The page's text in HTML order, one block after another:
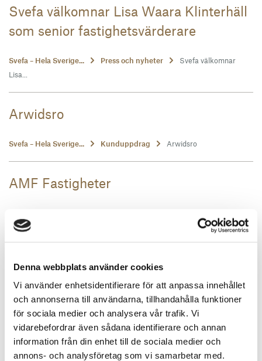
Denna webbplats använder cookies
Vi använder enhetsidentifierare för att anpassa innehållet
och annonserna till användarna, tillhandahålla funktioner
för sociala medier och analysera vår trafik. Vi
vidarebefordrar även sådana identifierare och annan
information från din enhet till de sociala medier och
annons- och analysföretag som vi samarbetar med.
Svefa välkomnar Lisa Waara Klinterhäll
som senior fastighetsvärderare
Svefa – Hela Sverige... Press och nyheter
Svefa välkomnar
Lisa...
Arwidsro
Svefa – Hela Sverige... Kunduppdrag Arwidsro
AMF Fastigheter
fastighetstransaktioner trots pandemin
Svefa – Hela Sverige... Press och nyheter 2020 ett rekordår fö...
Tjänster